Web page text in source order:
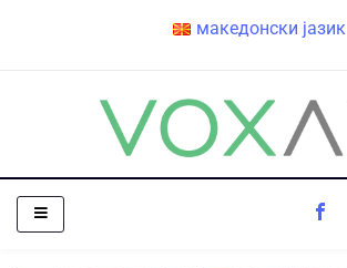
македонски јазик